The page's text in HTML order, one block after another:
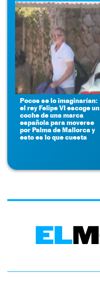
Pocos se lo imaginarían:
el rey Felipe VI escoge un
coche de una marca
española para moverse
por Palma de Mallorca y
esto es lo que cuesta